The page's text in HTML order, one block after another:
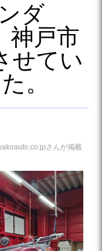
ンダ
神戸市
せてい
。
さんが掲載